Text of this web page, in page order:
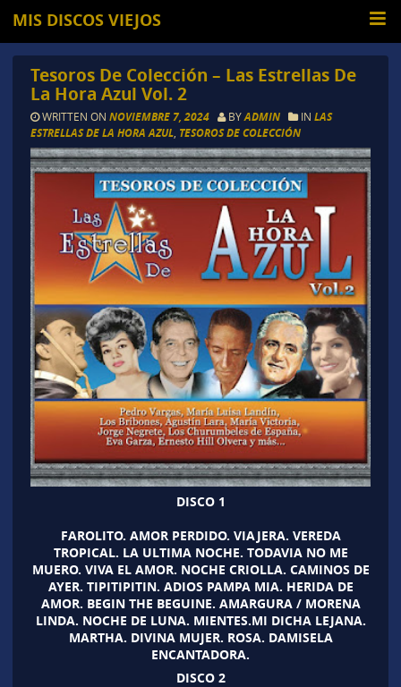
MIS DISCOS VIEJOS
Tesoros De Colección – Las Estrellas De
La Hora Azul Vol. 2
WRITTEN ON NOVIEMBRE 7, 2024 BYADMIN IN LAS
ESTRELLAS DE LA HORA AZUL, TESOROS DE COLECCIÓN
DISCO 1
FAROLITO. AMOR PERDIDO. VIAJERA. VEREDA
TROPICAL. LA ULTIMA NOCHE. TODAVIA NO ME
MUERO. VIVA EL AMOR. NOCHE CRIOLLA. CAMINOS DE
AYER. TIPITIPITIN. ADIOS PAMPA MIA. HERIDA DE
AMOR. BEGIN THE BEGUINE. AMARGURA / MORENA
LINDA. NOCHE DE LUNA. MIENTES.MI DICHA LEJANA.
MARTHA. DIVINA MUJER. ROSA. DAMISELA
ENCANTADORA.
DISCO 2